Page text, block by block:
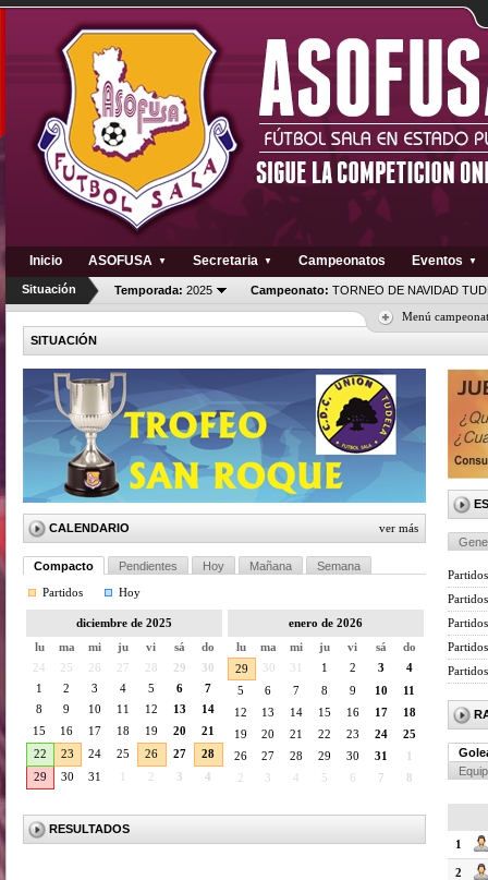
Inicio ASOFUSA ▼ Secretaria ▼ Campeonatos Eventos ▼
Situación Temporada: 2025 Campeonato: TORNEO DE NAVIDAD
Menú
SITUACIÓN
CALENDARIO ver más
Compacto Pendientes Hoy Mañana
Semana
Partidos
Hoy
diciembre de 2025
lu
ma mi ju vi sá
do
24
25 26 27 28 29
30
1
2 3 4 5 6
7
8
9 10 11 12 13
14
15
16 17 18 19 20
21
22
23 24 25 26 27
28
29
30 31 2 3 4
enero de 2026
lu
ma mi ju vi sá
do
29
30 31 1 2 3
4
5
6 7 8 9 10
11
12
13 14 15 16 17
18
19
20 21 22 23 24
25
26
27 28 29 30 31
2
3 4 5 6 7 8
RESULTADOS
Partidos
1
2